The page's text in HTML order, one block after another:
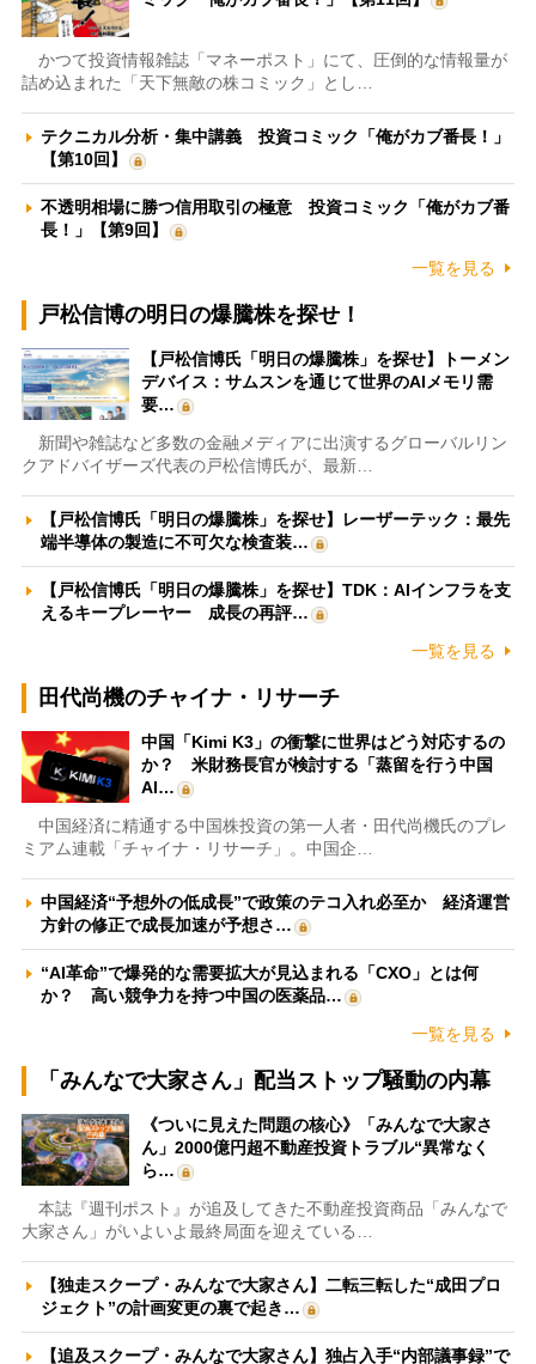
かつて投資情報雑誌「マネーポスト」にて、圧倒的な情報量が
詰め込まれた「天下無敵の株コミック」とし…
テクニカル分析・集中講義 投資コミック「俺がカブ番長！」
【第10回】
不透明相場に勝つ信用取引の極意 投資コミック「俺がカブ番
長！」【第9回】
一覧を見る
戸松信博の明日の爆騰株を探せ！
【戸松信博氏「明日の爆騰株」を探せ】トーメン
デバイス：サムスンを通じて世界のAIメモリ需
要…
新聞や雑誌など多数の金融メディアに出演するグローバルリン
クアドバイザーズ代表の戸松信博氏が、最新…
【戸松信博氏「明日の爆騰株」を探せ】レーザーテック：最先
端半導体の製造に不可欠な検査装…
【戸松信博氏「明日の爆騰株」を探せ】TDK：AIインフラを支
えるキープレーヤー 成長の再評…
一覧を見る
田代尚機のチャイナ・リサーチ
中国「Kimi K3」の衝撃に世界はどう対応するの
か？ 米財務長官が検討する「蒸留を行う中国
AI…
中国経済に精通する中国株投資の第一人者・田代尚機氏のプレ
ミアム連載「チャイナ・リサーチ」。中国企…
中国経済“予想外の低成長”で政策のテコ入れ必至か 経済運営
方針の修正で成長加速が予想さ…
“AI革命”で爆発的な需要拡大が見込まれる「CXO」とは何
か？ 高い競争力を持つ中国の医薬品…
一覧を見る
「みんなで大家さん」配当ストップ騒動の内幕
《ついに見えた問題の核心》「みんなで大家さ
ん」2000億円超不動産投資トラブル“異常なく
ら…
本誌『週刊ポスト』が追及してきた不動産投資商品「みんなで
大家さん」がいよいよ最終局面を迎えている…
【独走スクープ・みんなで大家さん】二転三転した“成田プロ
ジェクト”の計画変更の裏で起き…
【追及スクープ・みんなで大家さん】独占入手“内部議事録”で